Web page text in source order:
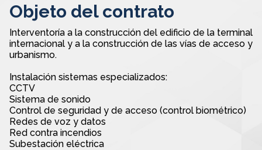
Objeto del contrato
Interventoría a la construcción del edificio de la terminal
internacional y a la construcción de las vías de acceso y
urbanismo.
Instalación sistemas especializados:
CCTV
Sistema de sonido
Control de seguridad y de acceso (control biométrico)
Redes de voz y datos
Red contra incendios
Subestación eléctrica